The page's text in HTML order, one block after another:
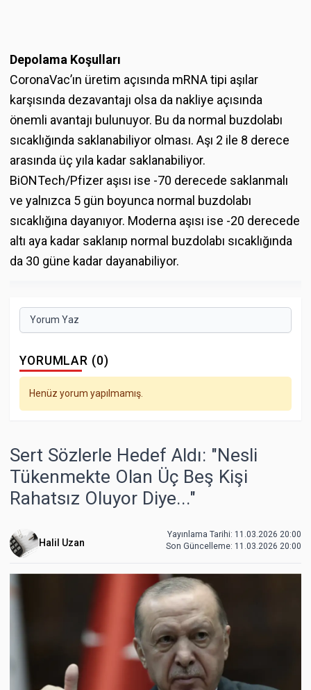
Depolama Koşulları
CoronaVac’ın üretim açısında mRNA tipi aşılar
karşısında dezavantajı olsa da nakliye açısında
önemli avantajı bulunuyor. Bu da normal buzdolabı
sıcaklığında saklanabiliyor olması. Aşı 2 ile 8 derece
arasında üç yıla kadar saklanabiliyor.
BiONTech/Pfizer aşısı ise -70 derecede saklanmalı
ve yalnızca 5 gün boyunca normal buzdolabı
sıcaklığına dayanıyor. Moderna aşısı ise -20 derecede
altı aya kadar saklanıp normal buzdolabı sıcaklığında
da 30 güne kadar dayanabiliyor.
Yorum Yaz
YORUMLAR (0)
Henüz yorum yapılmamış.
Sert Sözlerle Hedef Aldı: "Nesli
Tükenmekte Olan Üç Beş Kişi
Rahatsız Oluyor Diye..."
Halil Uzan
Yayınlama Tarihi: 11.03.2026 20:00
Son Güncelleme: 11.03.2026 20:00